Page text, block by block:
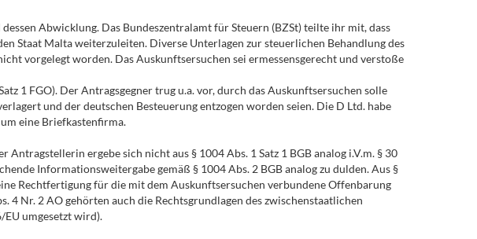
Abwicklung. Das Bundeszentralamt für Steuern (BZSt) teilte ihr mit, dass
Staat Malta weiterzuleiten. Diverse Unterlagen zur steuerlichen Behandlung des
vorgelegt worden. Das Auskunftsersuchen sei ermessensgerecht und verstoße
1 FGO). Der Antragsgegner trug u.a. vor, durch das Auskunftsersuchen solle
und der deutschen Besteuerung entzogen worden seien. Die D Ltd. habe
eine Briefkastenfirma.
ergebe sich nicht aus § 1004 Abs. 1 Satz 1 BGB analog i.V.m. § 30
Informationsweitergabe gemäß § 1004 Abs. 2 BGB analog zu dulden. Aus §
Rechtfertigung für die mit dem Auskunftsersuchen verbundene Offenbarung
4 Nr. 2 AO gehörten auch die Rechtsgrundlagen des zwischenstaatlichen
EU umgesetzt wird).